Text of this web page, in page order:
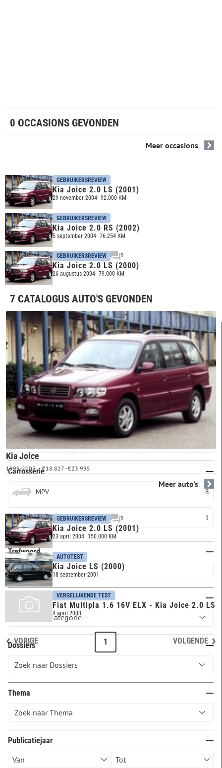
FILTERS
Merk & model
KIA
JOICE
Carrosserie
MPV 8
Overig 1
Trefwoord
Categorie
Dossiers
Thema
Publicatiejaar
0 OCCASIONS GEVONDEN
Meer occasions
GEBRUIKERSREVIEW
Kia Joice 2.0 LS (2001)
29 november 2004 92.000 KM
GEBRUIKERSREVIEW
Kia Joice 2.0 RS (2002)
5 september 2004 76.254 KM
GEBRUIKERSREVIEW 1
Kia Joice 2.0 LS (2000)
26 augustus 2004 79.000 KM
7 CATALOGUS AUTO'S GEVONDEN
Kia Joice
1999-2003 €18.827 - €23.995
Meer auto's
GEBRUIKERSREVIEW 1
Kia Joice 2.0 LS (2001)
23 april 2004 150.000 KM
AUTOTEST
Kia Joice LS (2000)
18 september 2001
VERGELIJKENDE TEST
Fiat Multipla 1.6 16V ELX - Kia Joice 2.0 LS
4 april 2000
VORIGE VOLGENDE
1